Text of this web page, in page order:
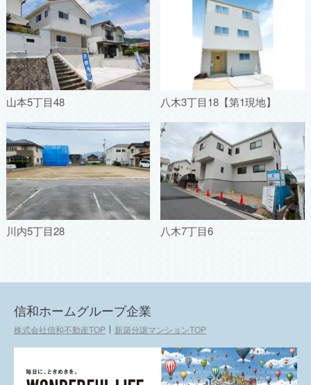
山本5丁目48 八木3丁目18【第1現地】
川内5丁目28 八木7丁目6
信和ホームグループ企業
株式会社信和不動産TOP 新築分譲マンションTOP